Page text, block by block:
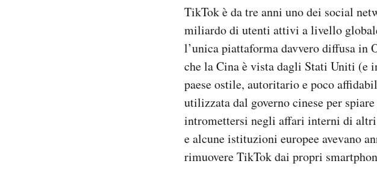
TikTok è da tre anni uno dei social
miliardo di utenti attivi a livello
l’unica piattaforma davvero diffusa in
che la Cina è vista dagli Stati Uniti (e
paese ostile, autoritario e poco
utilizzata dal governo cinese per
intromettersi negli affari interni di altri
e alcune istituzioni europee avevano
rimuovere TikTok dai propri